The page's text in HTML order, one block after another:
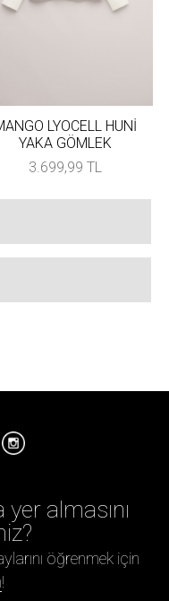
LYOCELL HUNİ
YAKA GÖMLEK
3.699,99 TL
almasını
öğrenmek için
!